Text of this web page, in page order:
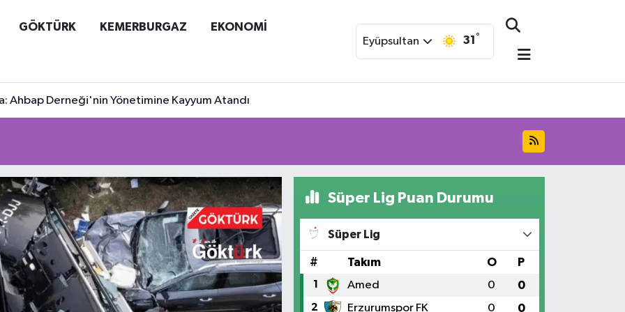
GÖKTÜRK KEMERBURGAZ EKONOMİ
Eyüpsultan 31 °
Ahbap Derneği'nin Yönetimine Kayyum Atandı
Süper Lig Puan Durumu
Süper Lig
# Takım O P
1 Amed 0 0
2 Erzurumspor FK 0 0